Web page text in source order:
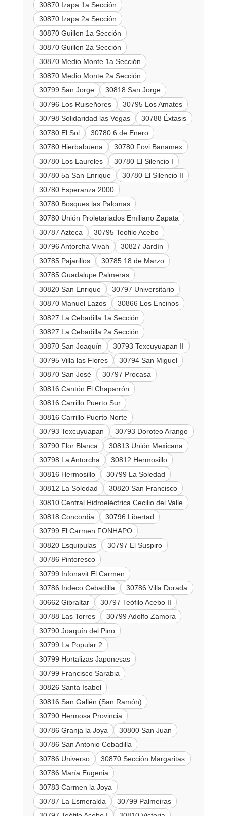
30870 Izapa 1a Sección
30870 Izapa 2a Sección
30870 Guillen 1a Sección
30870 Guillen 2a Sección
30870 Medio Monte 1a Sección
30870 Medio Monte 2a Sección
30799 San Jorge
30818 San Jorge
30796 Los Ruiseñores
30795 Los Amates
30798 Solidaridad las Vegas
30788 Éxtasis
30780 El Sol
30780 6 de Enero
30780 Hierbabuena
30780 Fovi Banamex
30780 Los Laureles
30780 El Silencio I
30780 5a San Enrique
30780 El Silencio II
30780 Esperanza 2000
30780 Bosques las Palomas
30780 Unión Proletariados Emiliano Zapata
30787 Azteca
30795 Teofilo Acebo
30796 Antorcha Vivah
30827 Jardín
30785 Pajarillos
30785 18 de Marzo
30785 Guadalupe Palmeras
30820 San Enrique
30797 Universitario
30870 Manuel Lazos
30866 Los Encinos
30827 La Cebadilla 1a Sección
30827 La Cebadilla 2a Sección
30870 San Joaquín
30793 Texcuyuapan II
30795 Villa las Flores
30794 San Miguel
30870 San José
30797 Procasa
30816 Cantón El Chaparrón
30816 Carrillo Puerto Sur
30816 Carrillo Puerto Norte
30793 Texcuyuapan
30793 Doroteo Arango
30790 Flor Blanca
30813 Unión Mexicana
30798 La Antorcha
30812 Hermosillo
30816 Hermosillo
30799 La Soledad
30812 La Soledad
30820 San Francisco
30810 Central Hidroeléctrica Cecilio del Valle
30818 Concordia
30796 Libertad
30799 El Carmen FONHAPO
30820 Esquipulas
30797 El Suspiro
30786 Pintoresco
30799 Infonavit El Carmen
30786 Indeco Cebadilla
30786 Villa Dorada
30662 Gibraltar
30797 Teófilo Acebo II
30788 Las Torres
30799 Adolfo Zamora
30790 Joaquín del Pino
30799 La Popular 2
30799 Hortalizas Japonesas
30799 Francisco Sarabia
30826 Santa Isabel
30816 San Gallén (San Ramón)
30790 Hermosa Provincia
30786 Granja la Joya
30800 San Juan
30786 San Antonio Cebadilla
30786 Universo
30870 Sección Margaritas
30786 María Eugenia
30783 Carmen la Joya
30787 La Esmeralda
30799 Palmeiras